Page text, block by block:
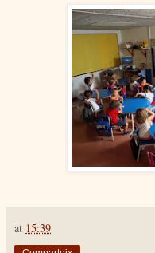
at 15:39